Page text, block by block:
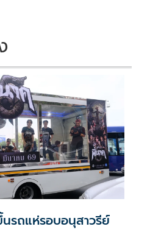
รถแห่รอบอนุสาวรีย์